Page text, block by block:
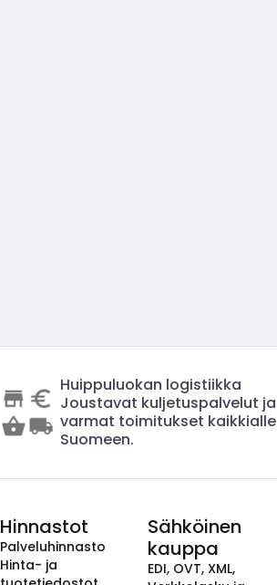
Huippuluokan logistiikka
Joustavat kuljetuspalvelut ja
varmat toimitukset kaikkialle
Suomeen.
Hinnastot
Palveluhinnasto
Hinta- ja
Sähköinen
kauppa
EDI, OVT, XML,